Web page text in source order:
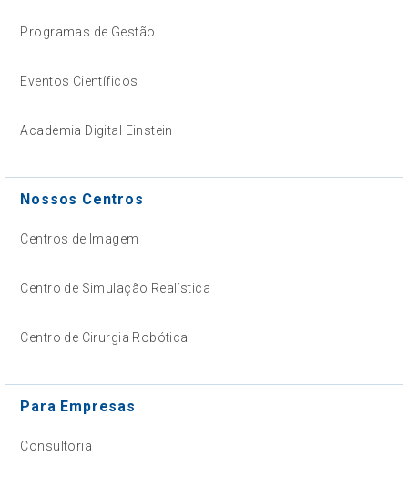
Programas de Gestão
Eventos Científicos
Academia Digital Einstein
Nossos Centros
Centros de Imagem
Centro de Simulação Realística
Centro de Cirurgia Robótica
Para Empresas
Consultoria